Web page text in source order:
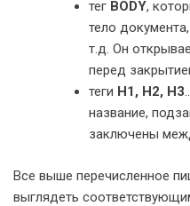
тег BODY,
тело
т.д. Он
перед
теги H1, H2, H3
название,
заключены
Все выше перечисленное
выглядеть